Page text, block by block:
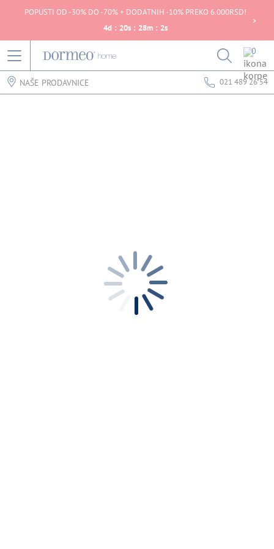
POPUSTI OD -30% DO -70% + DODATNIH -10% PREKO 6.000RSD!
4d : 20s : 28m : 2s
0
NAŠE PRODAVNICE 021 489 26 54